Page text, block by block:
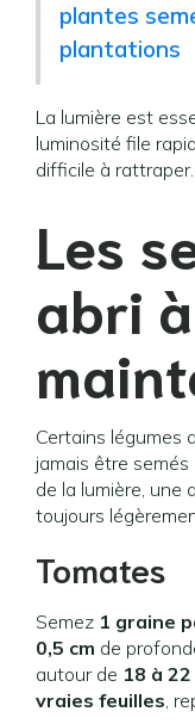
plantes
plantations
La lumière est
luminosité file
difficile à rattraper.
Les
abri
Certains légumes
jamais être
de la lumière, une
toujours
Tomates
Semez 1 graine
0,5 cm de
autour de 18 à 22
vraies feuilles,